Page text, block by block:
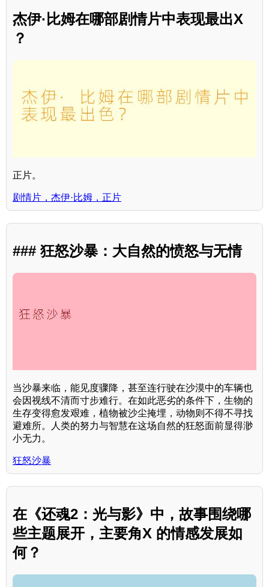
杰伊·比姆在哪部剧情片中表现最出X
？
正片。
剧情片，杰伊·比姆，正片
### 狂怒沙暴：大自然的愤怒与无情
当沙暴来临，能见度骤降，甚至连行驶在沙漠中的车辆也
会因视线不清而寸步难行。在如此恶劣的条件下，生物的
生存变得愈发艰难，植物被沙尘掩埋，动物则不得不寻找
避难所。人类的努力与智慧在这场自然的狂怒面前显得渺
小无力。
狂怒沙暴
在《还魂2：光与影》中，故事围绕哪
些主题展开，主要角X 的情感发展如
何？